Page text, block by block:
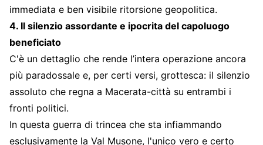
immediata e ben visibile ritorsione geopolitica.
4. Il silenzio assordante e ipocrita del capoluogo
beneficiato
C'è un dettaglio che rende l’intera operazione ancora
più paradossale e, per certi versi, grottesca: il silenzio
assoluto che regna a Macerata-città su entrambi i
fronti politici.
In questa guerra di trincea che sta infiammando
esclusivamente la Val Musone, l'unico vero e certo